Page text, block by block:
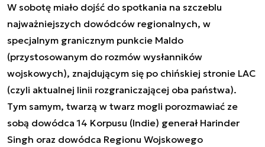
W sobotę miało dojść do spotkania na szczeblu
najważniejszych dowódców regionalnych, w
specjalnym granicznym punkcie Maldo
(przystosowanym do rozmów wysłanników
wojskowych), znajdującym się po chińskiej stronie LAC
(czyli aktualnej linii rozgraniczającej oba państwa).
Tym samym, twarzą w twarz mogli porozmawiać ze
sobą dowódca 14 Korpusu (Indie) generał Harinder
Singh oraz dowódca Regionu Wojskowego